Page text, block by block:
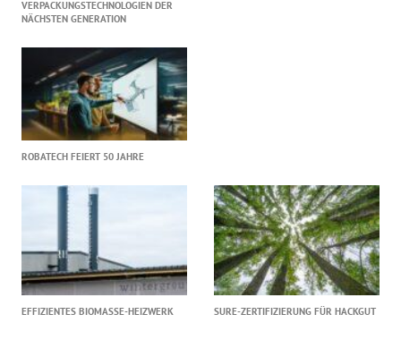
VERPACKUNGSTECHNOLOGIEN DER
NÄCHSTEN GENERATION
ROBATECH FEIERT 50 JAHRE
EFFIZIENTES BIOMASSE-HEIZWERK SURE-ZERTIFIZIERUNG FÜR HACKGUT